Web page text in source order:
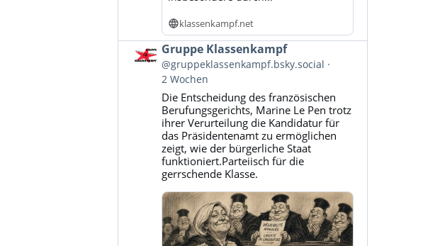
klassenkampf.net
Beitrag
von
Gruppe
Klassenkampf
Bluesky
ansehen
Gruppe Klassenkampf
@gruppeklassenkampf.bsky.social
2 Wochen
Die Entscheidung des französischen
Berufungsgerichts, Marine Le Pen trotz
ihrer Verurteilung die Kandidatur für
das Präsidentenamt zu ermöglichen
zeigt, wie der bürgerliche Staat
funktioniert.Parteiisch für die
gerrschende Klasse.